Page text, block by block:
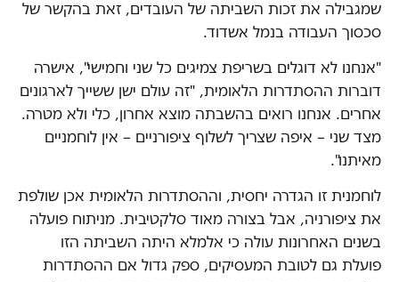
שמגבילה את זכות השביתה של העובדים, זאת בהקשר של
סכסוך העבודה בנמל אשדוד.
"אנחנו לא דוגלים בשריפת צמיגים כל שני וחמישי", אישרה
דוברות ההסתדרות הלאומית, "זה עולם ישן ששייך לארגונים
אחרים. אנחנו רואים בהשבתה מוצא אחרון, כלי ולא מטרה.
מצד שני – איפה שצריך לשלוף ציפורניים – אין לוחמניים
מאיתנו".
לוחמנית זו הגדרה יחסית, וההסתדרות הלאומית אכן שולפת
את ציפורניה, אבל בצורה מאוד סלקטיבית. מניתוח פועלה
בשנים האחרונות עולה כי אלמלא היתה השביתה הזו
פועלת גם לטובת המעסיקים, ספק גדול אם ההסתדרות